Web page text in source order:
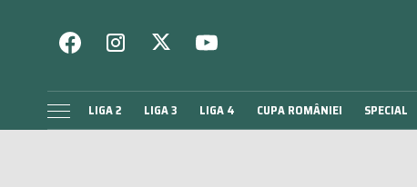
LIGA 2 LIGA 3 LIGA 4 CUPA ROMÂNIEI SPECIAL